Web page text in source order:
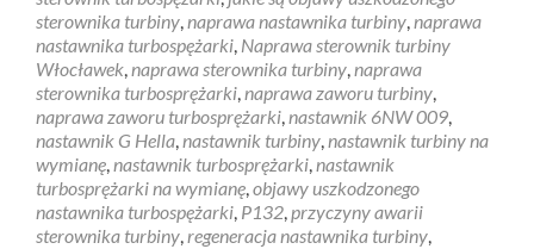
sterownika turbiny,naprawa nastawnika turbiny,naprawa
nastawnika turbospężarki, Naprawa sterownik turbiny
Włocławek,naprawa sterownika turbiny,naprawa
sterownika turbosprężarki,naprawa zaworu turbiny,
naprawa zaworu turbosprężarki,nastawnik 6NW 009,
nastawnik G Hella,nastawnik turbiny,nastawnik turbiny na
wymianę,nastawnik turbosprężarki,nastawnik
turbosprężarki na wymianę,objawy uszkodzonego
nastawnika turbospężarki, P132,przyczyny awarii
sterownika turbiny,regeneracja nastawnika turbiny,